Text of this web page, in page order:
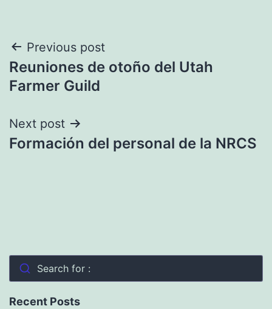
Navegación
de
Previous post
Reuniones de otoño del Utah
Farmer Guild
Next post
Formación del personal de la NRCS
Search for :
Recent Posts